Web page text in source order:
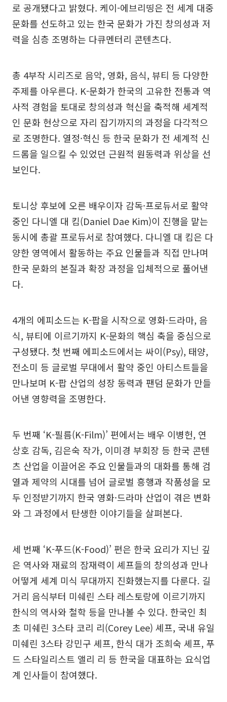
로 공개됐다고 밝혔다. 케이-에브리띵은 전 세계 대중
문화를 선도하고 있는 한국 문화가 가진 창의성과 저
력을 심층 조명하는 다큐멘터리 콘텐츠다.
총 4부작 시리즈로 음악, 영화, 음식, 뷰티 등 다양한
주제를 아우른다. K-문화가 한국의 고유한 전통과 역
사적 경험을 토대로 창의성과 혁신을 축적해 세계적
인 문화 현상으로 자리 잡기까지의 과정을 다각적으
로 조명한다. 열정·혁신 등 한국 문화가 전 세계적 신
드롬을 일으킬 수 있었던 근원적 원동력과 위상을 선
보인다.
토니상 후보에 오른 배우이자 감독·프로듀서로 활약
중인 다니엘 대 킴(Daniel Dae Kim)이 진행을 맡는
동시에 총괄 프로듀서로 참여했다. 다니엘 대 킴은 다
양한 영역에서 활동하는 주요 인물들과 직접 만나며
한국 문화의 본질과 확장 과정을 입체적으로 풀어낸
다.
4개의 에피소드는 K-팝을 시작으로 영화·드라마, 음
식, 뷰티에 이르기까지 K-문화의 핵심 축을 중심으로
구성됐다. 첫 번째 에피소드에서는 싸이(Psy), 태양,
전소미 등 글로벌 무대에서 활약 중인 아티스트들을
만나보며 K-팝 산업의 성장 동력과 팬덤 문화가 만들
어낸 영향력을 조명한다.
두 번째 ‘K-필름(K-Film)’ 편에서는 배우 이병헌, 연
상호 감독, 김은숙 작가, 이미경 부회장 등 한국 콘텐
츠 산업을 이끌어온 주요 인물들과의 대화를 통해 검
열과 제약의 시대를 넘어 글로벌 흥행과 작품성을 모
두 인정받기까지 한국 영화·드라마 산업이 겪은 변화
와 그 과정에서 탄생한 이야기들을 살펴본다.
세 번째 ‘K-푸드(K-Food)’ 편은 한국 요리가 지닌 깊
은 역사와 재료의 잠재력이 셰프들의 창의성과 만나
어떻게 세계 미식 무대까지 진화했는지를 다룬다. 길
거리 음식부터 미쉐린 스타 레스토랑에 이르기까지
한식의 역사와 철학 등을 만나볼 수 있다. 한국인 최
초 미쉐린 3스타 코리 리(Corey Lee) 셰프, 국내 유일
미쉐린 3스타 강민구 셰프, 한식 대가 조희숙 셰프, 푸
드 스타일리스트 앨리 리 등 한국을 대표하는 요식업
계 인사들이 참여했다.